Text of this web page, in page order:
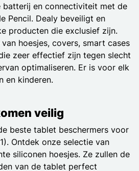
batterij en connectiviteit met de
Pencil. Dealy beveiligt en
producten die exclusief zijn.
hoesjes, covers, smart cases
zeer effectief zijn tegen slecht
optimaliseren. Er is voor elk
en kinderen.
veilig
beste tablet beschermers voor
Ontdek onze selectie van
siliconen hoesjes. Ze zullen de
van de tablet perfect